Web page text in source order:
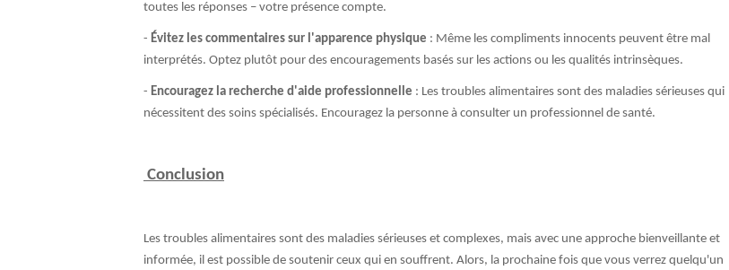
toutes les réponses – votre présence compte.
- Évitez les commentaires sur l'apparence physique : Même les compliments innocents peuvent être mal
interprétés. Optez plutôt pour des encouragements basés sur les actions ou les qualités intrinsèques.
- Encouragez la recherche d'aide professionnelle : Les troubles alimentaires sont des maladies sérieuses qui
nécessitent des soins spécialisés. Encouragez la personne à consulter un professionnel de santé.
Conclusion
Les troubles alimentaires sont des maladies sérieuses et complexes, mais avec une approche bienveillante et
informée, il est possible de soutenir ceux qui en souffrent. Alors, la prochaine fois que vous verrez quelqu'un